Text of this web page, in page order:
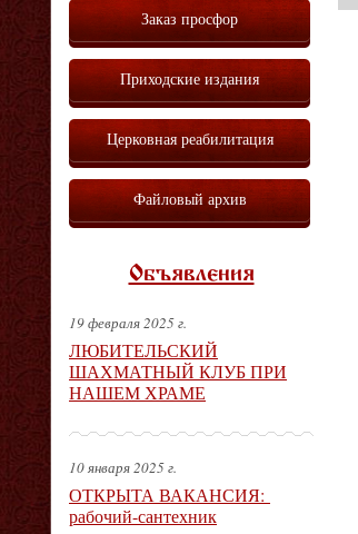
Заказ просфор
Приходские издания
Церковная реабилитация
Файловый архив
Объявления
19 февраля 2025 г.
ЛЮБИТЕЛЬСКИЙ
ШАХМАТНЫЙ КЛУБ ПРИ
НАШЕМ ХРАМЕ
10 января 2025 г.
ОТКРЫТА ВАКАНСИЯ:
рабочий-сантехник